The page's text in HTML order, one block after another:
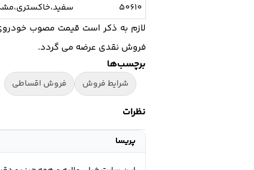
50610
فروش نقدی عرضه مي گردد.
برچسب‌ها
شرایط فروش فروش اقساطی
نظرات
پریسا